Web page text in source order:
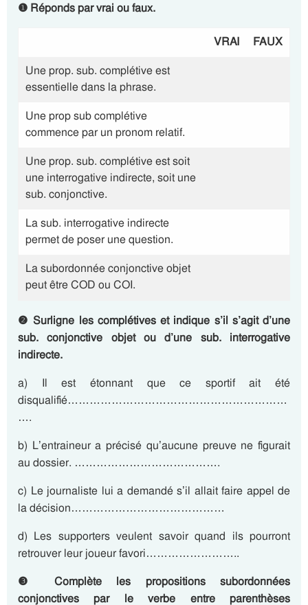
❶ Réponds par vrai ou faux.
VRAI
FAUX
Une prop. sub. complétive est
essentielle dans la phrase.
Une prop sub complétive
commence par un pronom relatif.
Une prop. sub. complétive est soit
une interrogative indirecte, soit une
sub. conjonctive.
La sub. interrogative indirecte
permet de poser une question.
La subordonnée conjonctive objet
peut être COD ou COI.
❷ Surligne les complétives et indique s’il s’agit d’une
sub. conjonctive objet ou d’une sub. interrogative
indirecte.
a) Il est étonnant que ce sportif ait été
disqualifié……………………………………………………
….
b) L’entraineur a précisé qu’aucune preuve ne figurait
au dossier. ………………………………….
c) Le journaliste lui a demandé s’il allait faire appel de
la décision……………………………………
d) Les supporters veulent savoir quand ils pourront
retrouver leur joueur favori……………………..
❸ Complète les propositions subordonnées
conjonctives par le verbe entre parenthèses